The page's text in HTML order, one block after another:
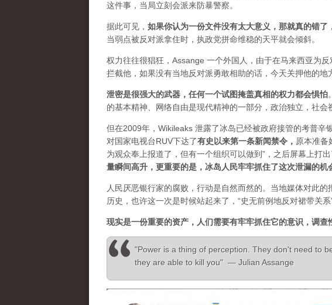
这件事，当局立刻会派来防暴警察。
据此可见， 如果你认为一份文件没有太大意义，那就真的错
当弱点被反对派拿住时，执政党拼命维稳的天平就会倾斜。
权力往往很猖狂，Assange 一个外国人，由于在马来西亚为
拦截他，如果没有当地反对派勇敢相助的话，今天关押他的地
泄密是很强大的武器，任何一个试图掩盖真相的权力都会惧怕。
的基本精神、网络自由是现代精神的一部分，政治独立，社会
但在2009年，Wikileaks 泄露了冰岛已经被政府接管的考普辛
对国家电视台RUV下达了有史以来第一条新闻禁令 ， 原本准备
为观众奉上报道了，但有一个组织可以做到”，之后屏幕上打
量瞬间高升，更重要的是，冰岛人民牢牢抓住了这次泄漏的机
人民厌恶银行家的腐败，行动是自然而然的。当地媒体对此
历史，也许这一次是时候站起来了，“史无前例地反对裙带关系”
现实是一份重要的资产，人们需要有牢牢抓住它的意识，调查
"Power is a thing of perception. They don't need to
they are able to kill you" — Julian Assange